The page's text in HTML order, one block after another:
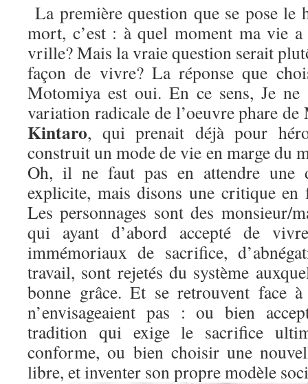
La première question que se pose le
mort, c’est : à quel moment ma vie
vrille? Mais la vraie question serait
façon de vivre? La réponse que
Motomiya est oui. En ce sens, Je
variation radicale de l’oeuvre phare
Kintaro, qui prenait déjà pour
construit un mode de vie en marge du
Oh, il ne faut pas en attendre une
explicite, mais disons une critique
Les personnages sont des monsieur/
qui ayant d’abord accepté de
immémoriaux de sacrifice,
travail, sont rejetés du système
bonne grâce. Et se retrouvent face
n’envisageaient pas : ou bien
tradition qui exige le sacrifice
conforme, ou bien choisir une
libre, et inventer son propre modèle